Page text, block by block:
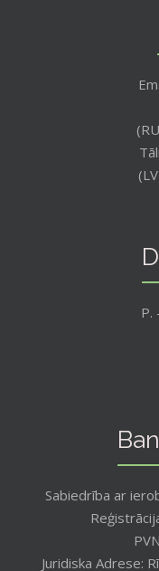
P.
Sabiedrība ar
Juridiska Adrese: